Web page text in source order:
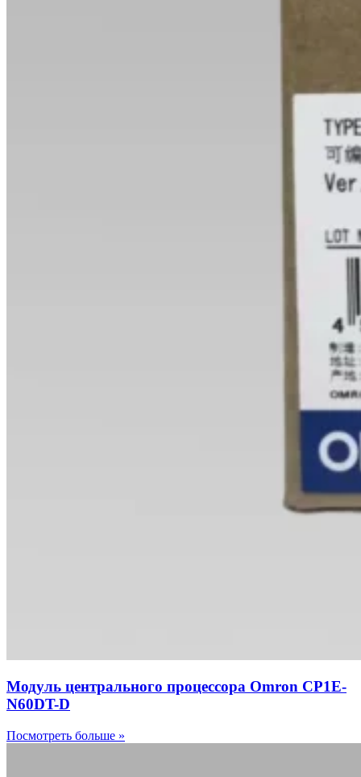
Модуль центрального процессора Omron CP1E-
N60DT-D
Посмотреть больше »